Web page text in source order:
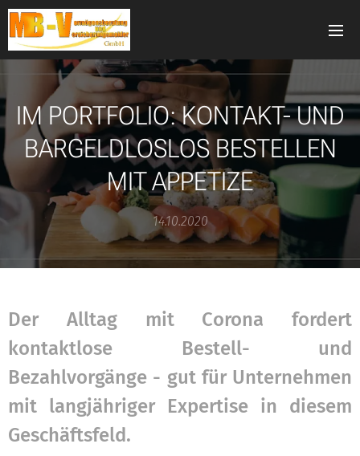
IM PORTFOLIO: KONTAKT- UND
BARGELDLOSLOS BESTELLEN
MIT APPETIZE
14.10.2020
Der Alltag mit Corona fordert
kontaktlose Bestell- und
Bezahlvorgänge - gut für Unternehmen
mit langjähriger Expertise in diesem
Geschäftsfeld.